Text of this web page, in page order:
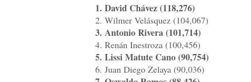
1. David Chávez (118,276)
2. Wilmer Velásquez (104,067)
3. Antonio Rivera (101,714)
4. Renán Inestroza (100,456)
5. Lissi Matute Cano (90,754)
6. Juan Diego Zelaya (90,036)